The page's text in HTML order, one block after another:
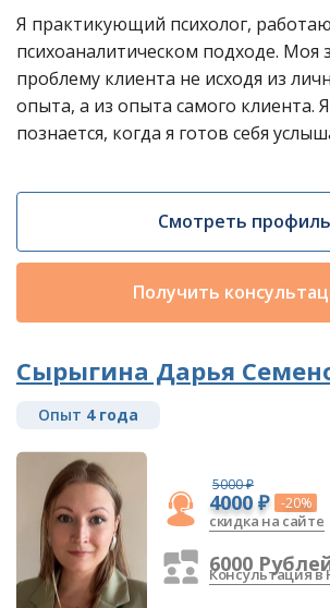
Я практикующий психолог,
психоаналитическом подходе. Моя
проблему клиента не исходя из
опыта, а из опыта самого клиента.
познается, когда я готов себя
Смотреть профиль
Получить
Сырыгина Дарья
Опыт 4 года
5000 ₽
4000 ₽ -20%
скидка на сайте
6000
Консультация в